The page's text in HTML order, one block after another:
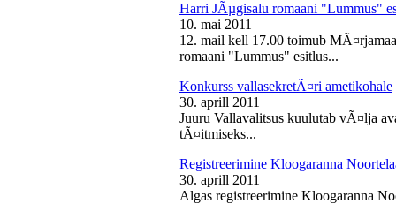
Harri JÃµgisalu romaani "Lummus"
10. mai 2011
12. mail kell 17.00 toimub
romaani "Lummus" esitlus...
Konkurss vallasekretÃ¤ri ametikohale
30. aprill 2011
Juuru Vallavalitsus kuulutab vÃ¤lja
tÃ¤itmiseks...
Registreerimine Kloogaranna
30. aprill 2011
Algas registreerimine Kloogaranna